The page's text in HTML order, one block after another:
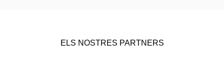
ELS NOSTRES PARTNERS